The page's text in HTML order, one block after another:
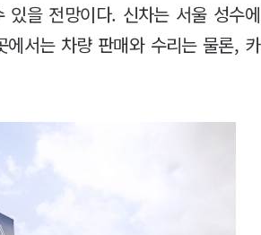
을 전망이다. 신차는 서울 성수에
서는 차량 판매와 수리는 물론, 카